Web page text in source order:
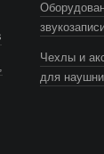
Чехлы и
для